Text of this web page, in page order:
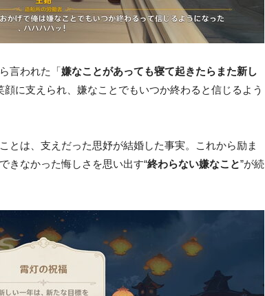
言われた「嫌なことがあっても寝て起きたらまた新し
に支えられ、嫌なことでもいつか終わると信じるよう
とは、支えだった思妤が結婚した事実。これから励ま
きなかった悔しさを思い出す“終わらない嫌なこと”が続